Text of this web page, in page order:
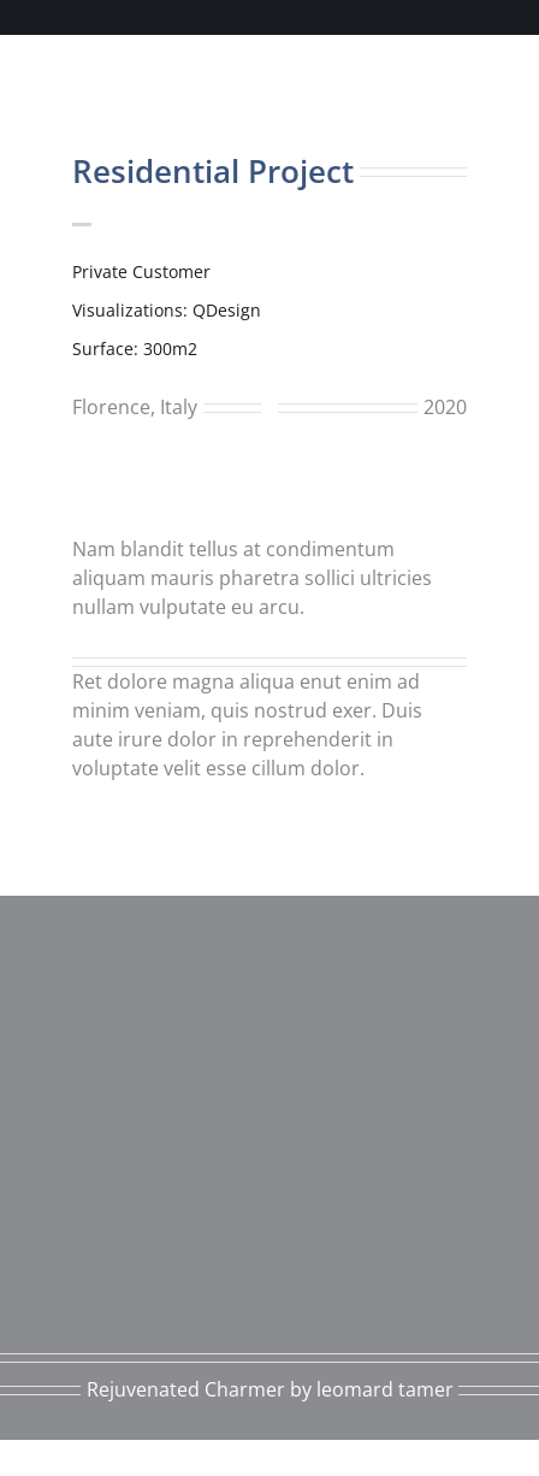
Residential Project
Private Customer
Visualizations: QDesign
Surface: 300m2
Florence, Italy 2020
Nam blandit tellus at condimentum
aliquam mauris pharetra sollici ultricies
nullam vulputate eu arcu.
Ret dolore magna aliqua enut enim ad
minim veniam, quis nostrud exer. Duis
aute irure dolor in reprehenderit in
voluptate velit esse cillum dolor.
Rejuvenated Charmer by leomard tamer